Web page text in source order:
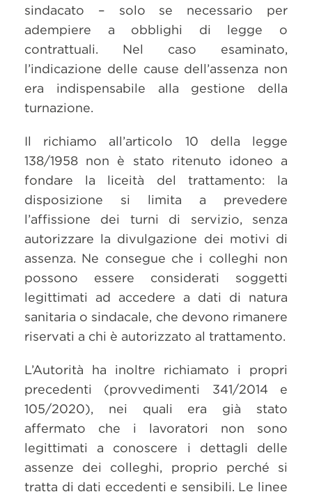
sindacato – solo se necessario per
adempiere a obblighi di legge o
contrattuali. Nel caso esaminato,
l’indicazione delle cause dell’assenza non
era indispensabile alla gestione della
turnazione.
Il richiamo all’articolo 10 della legge
138/1958 non è stato ritenuto idoneo a
fondare la liceità del trattamento: la
disposizione si limita a prevedere
l’affissione dei turni di servizio, senza
autorizzare la divulgazione dei motivi di
assenza. Ne consegue che i colleghi non
possono essere considerati soggetti
legittimati ad accedere a dati di natura
sanitaria o sindacale, che devono rimanere
riservati a chi è autorizzato al trattamento.
L’Autorità ha inoltre richiamato i propri
precedenti (provvedimenti 341/2014 e
105/2020), nei quali era già stato
affermato che i lavoratori non sono
legittimati a conoscere i dettagli delle
assenze dei colleghi, proprio perché si
tratta di dati eccedenti e sensibili. Le linee